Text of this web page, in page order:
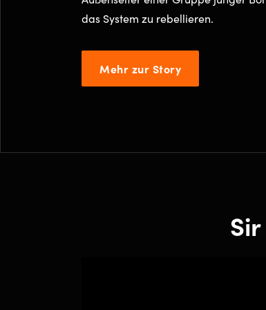
das System zu rebellieren.
Mehr zur Story